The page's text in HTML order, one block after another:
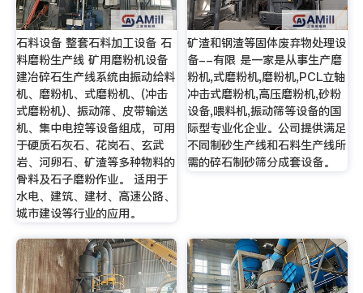
石料设备 整套石料加工设备 石
料磨粉生产线 矿用磨粉机设备
建冶碎石生产线系统由振动给料
机、磨粉机、式磨粉机、(冲击
式磨粉机)、振动筛、皮带输送
机、集中电控等设备组成，可用
于硬质石灰石、花岗石、玄武
岩、河卵石、矿渣等多种物料的
骨料及石子磨粉作业。 适用于
水电、建筑、建材、高速公路、
城市建设等行业的应用。
矿渣和钢渣等固体废弃物处理设
备--有限 是一家是从事生产磨
粉机,式磨粉机,磨粉机,PCL立轴
冲击式磨粉机,高压磨粉机,砂粉
设备,喂料机,振动筛等设备的国
际型专业化企业。公司提供满足
不同制砂生产线和石料生产线所
需的碎石制砂筛分成套设备。